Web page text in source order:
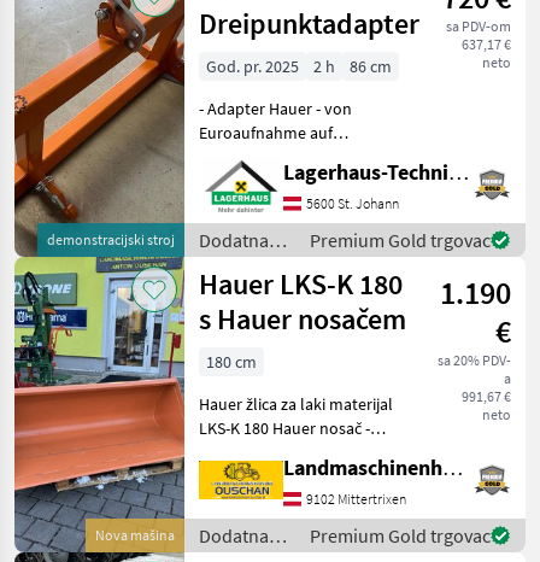
Hauer
demonstracijski stroj
Dreipunktadapter
sa PDV-om
637,17 €
neto
God. pr. 2025 2 h
86 cm
- Adapter Hauer - von
Euroaufnahme auf
Dreipunkt (Schenkelmaß
86cm) - 1x Verwendet -
keine Gebrauchsspuren
Kaufpreis inkl. 13% Mwst.
Wir bitten telefonisch ode
Lagerhaus-Technik St. Johann
5600 St. Johann
Dodatna
oprema za
traktore /
Hauer
Premium Gold trgovac
Nova mašina
Hauer LKS-K 180
s Hauer nosačem
1.190
€
sa 20% PDV-
a
991,67 €
neto
180 cm
Hauer žlica za laki materijal
LKS-K 180 Hauer nosač -
870 mm - Visina 670 mm -
Hauer nosač - Dostupno
odmah - Zaobljeno iznutra -
Kut od 90
Landmaschinenhandel Ouschan Anton
9102 Mittertrixen
Dodatna
Premium Gold trgovac